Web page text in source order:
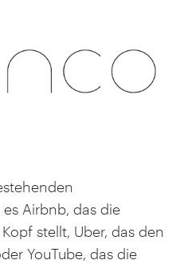
Airbnb, das die
stellt, Uber, das den
YouTube, das die